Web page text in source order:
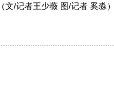
/记者王少薇 图/记者 奚淼）